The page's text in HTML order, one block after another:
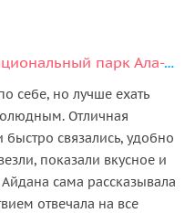
Горы и альпийских луга: Национальный парк Ала-Арча и мост ущелья Чункурчак
себе, но лучше ехать
Отличная
связались, удобно
показали вкусное и
сама рассказывала
отвечала на все